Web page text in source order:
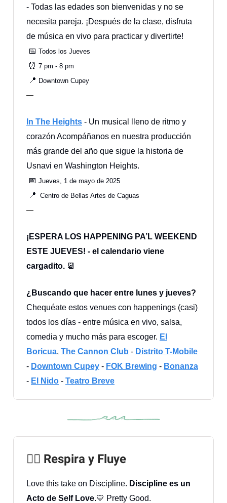
- Todas las edades son bienvenidas y no se
necesita pareja. ¡Después de la clase, disfruta
de música en vivo para practicar y divertirte!
📅 Todos los Jueves
⏰ 7 pm - 8 pm
📍 Downtown Cupey
—
In The Heights - Un musical lleno de ritmo y
corazón Acompáñanos en nuestra producción
más grande del año que sigue la historia de
Usnavi en Washington Heights.
📅 Jueves, 1 de mayo de 2025
📍 Centro de Bellas Artes de Caguas
—
¡ESPERA LOS HAPPENING PA’L WEEKEND
ESTE JUEVES! - el calendario viene
cargadito. 📆
¿Buscando que hacer entre lunes y jueves?
Chequéate estos venues con happenings (casi)
todos los días - entre música en vivo, salsa,
comedia y mucho más para escoger. El
Boricua, The Cannon Club - Distrito T-Mobile
- Downtown Cupey - FOK Brewing - Bonanza
- El Nido - Teatro Breve
🧘‍♀️ Respira y Fluye
Love this take on Discipline. Discipline es un
Acto de Self Love.💛 Pretty Good.